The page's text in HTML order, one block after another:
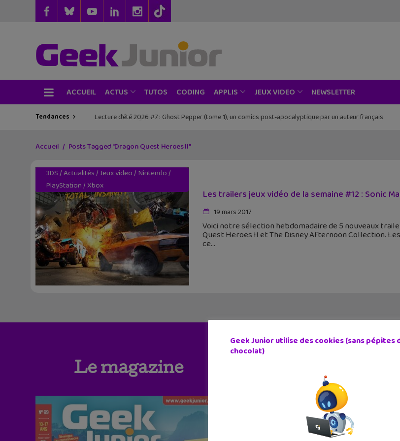
ACCUEIL ACTUS TUTOS CODING APPLIS JEUX VIDEO NEWSLETTER
Tendances Les sorties geek de l’été à Paris : One Piece au musée Grévin, Zoo Art Show, Passion Japon…
Accueil Posts Tagged "Dragon Quest Heroes II"
3DS/Actualités/Jeux video/ Nintendo/
PlayStation/Xbox
Les trailers jeux vidéo de la semaine #12 : Sonic
19 mars 2017
Voici notre sélection hebdomadaire de 5 nouveaux
Quest Heroes II et The Disney Afternoon Collection.
ce
Le magazine
Geek Junior utilise des cookies (sans pépites
chocolat)